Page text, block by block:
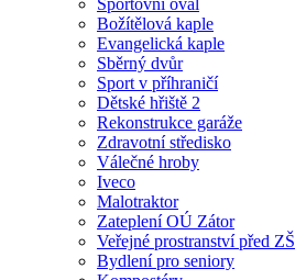
Sportovní ovál
Božítělová kaple
Evangelická kaple
Sběrný dvůr
Sport v příhraničí
Dětské hřiště 2
Rekonstrukce garáže
Zdravotní středisko
Válečné hroby
Iveco
Malotraktor
Zateplení OÚ Zátor
Veřejné prostranství před ZŠ
Bydlení pro seniory